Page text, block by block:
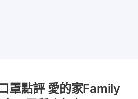
罩點評 愛的家Family